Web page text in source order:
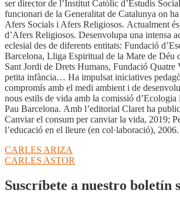
ser director de l’Institut Catòlic d’Estudis
funcionari de la Generalitat de Catalunya on
Afers Socials i Afers Religiosos. Actualment
d’Afers Religiosos. Desenvolupa una intensa
eclesial des de diferents entitats: Fundació
Barcelona, Lliga Espiritual de la Mare de Déu
Sant Jordi de Drets Humans, Fundació Quatre
petita infància… Ha impulsat iniciatives
compromís amb el medi ambient i de
nous estils de vida amb la comissió d’Ecologia
Pau Barcelona. Amb l’editorial Claret ha
Canviar el consum per canviar la vida, 2019;
l’educació en el lleure (en col·laboració), 2006.
Navegación
de
entradas
Anterior:
CARLES ARIZA
Siguiente:
CARLES ASTOR
Suscríbete a nuestro boletín